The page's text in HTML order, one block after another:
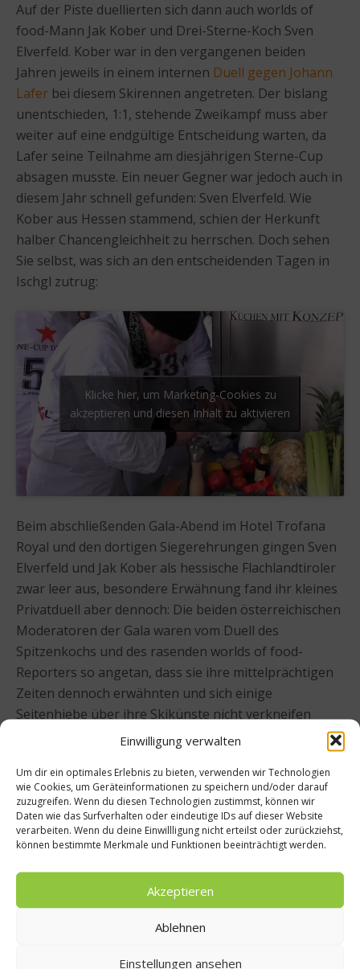
Einwilligung verwalten
Um dir ein optimales Erlebnis zu bieten, verwenden wir Technologien
wie Cookies, um Geräteinformationen zu speichern und/oder darauf
zuzugreifen. Wenn du diesen Technologien zustimmst, können wir
Daten wie das Surfverhalten oder eindeutige IDs auf dieser Website
verarbeiten. Wenn du deine Einwillligung nicht erteilst oder zurückziehst,
können bestimmte Merkmale und Funktionen beeinträchtigt werden.
Akzeptieren
Ablehnen
Einstellungen ansehen
Auf der Piste duellierten sich dann auch worlds of
food-Mann Jak Kober und Drei-Sterne-Koch Sven
Elverfeld. Kober war in den vergangenen beiden
Jahren jeweils in einem internen Duell gegen Johann
Lafer bei diesem Skirennen angetreten. Der bislang
unentschieden, 1:1, stehende Zweikampf muss aber
weiter auf eine endgültige Entscheidung warten, da
Lafer seine Teilnahme am diesjährigen Sterne-Cup
absagen musste. Ein neuer Gegner war jedoch auch in
diesem Jahr schnell gefunden: Sven Elverfeld. Wie
Kober aus Hessen stammend, schien der Herkunft
halber Chancengleichheit zu herrschen. Doch sehen
Sie selbst, was sich an den entscheidenden Tagen in
Ischgl zutrug:
Klicke hier, um Marketing-Cookies zu
akzeptieren und diesen Inhalt zu aktivieren
Beim abschließenden Gala-Abend im Hotel Trofana
Royal und den dortigen Siegerehrungen gingen Sven
Elverfeld und Jak Kober als hessische Flachlandtiroler
zwar leer aus, besondere Erwähnung fand ihr kleines
Privatduell aber dennoch: Die beiden österreichischen
Moderatoren der Gala waren vom Duell des
Spitzenkochs und des rasenden worlds of food-
Reporters so angetan, dass sie ihre mittelprächtigen
Zeiten dennoch erwähnten und sich einige
Seitenhiebe über ihre Skikünste nicht verkneifen
konnten. Kober lag letztlich einige Sekunden vor
Elverfeld, hatte selbst jedoch enormen Rückstand auf
die besten der skifahrenden Köche.
Hier geht es zumGesamtergebnis des Sterne-Cups
der Köche vom 16. April 2012
Bildergalerie